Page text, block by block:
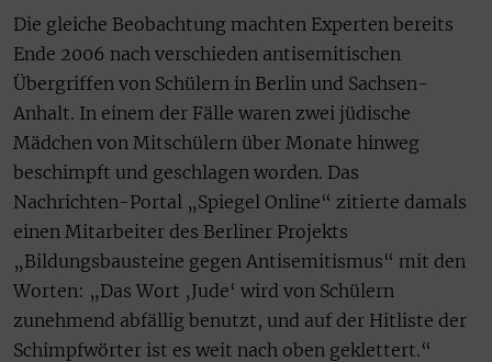
Die gleiche Beobachtung machten Experten bereits
Ende 2006 nach verschieden antisemitischen
Übergriffen von Schülern in Berlin und Sachsen-
Anhalt. In einem der Fälle waren zwei jüdische
Mädchen von Mitschülern über Monate hinweg
beschimpft und geschlagen worden. Das
Nachrichten-Portal „Spiegel Online“ zitierte damals
einen Mitarbeiter des Berliner Projekts
„Bildungsbausteine gegen Antisemitismus“ mit den
Worten: „Das Wort ‚Jude‘ wird von Schülern
zunehmend abfällig benutzt, und auf der Hitliste der
Schimpfwörter ist es weit nach oben geklettert.“